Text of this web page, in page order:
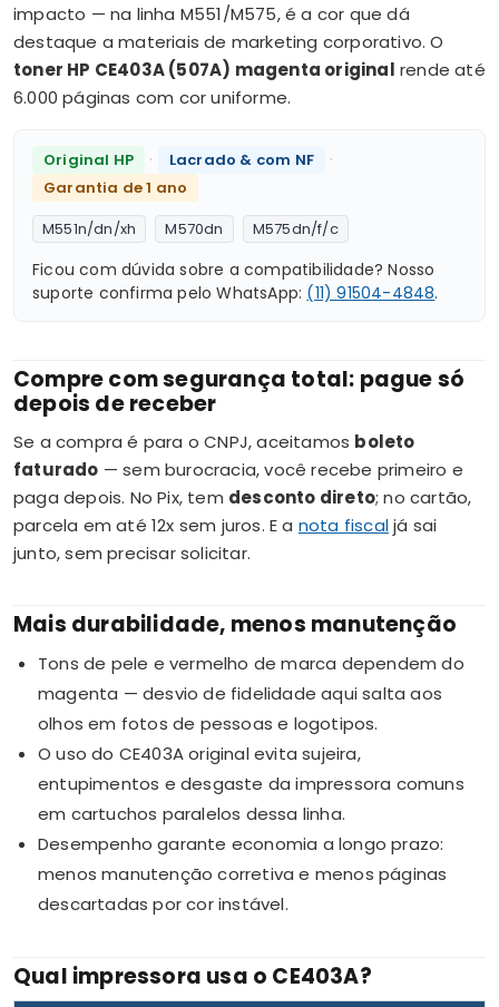
impacto — na linha M551/M575, é a cor que dá
destaque a materiais de marketing corporativo. O
toner HP CE403A (507A) magenta original rende até
6.000 páginas com cor uniforme.
Original HP · Lacrado & com NF ·
Garantia de 1 ano
M551n/dn/xh
M570dn M575dn/f/c
Ficou com dúvida sobre a compatibilidade? Nosso
suporte confirma pelo WhatsApp: (11) 91504-4848.
Compre com segurança total: pague só
depois de receber
Se a compra é para o CNPJ, aceitamos boleto
faturado — sem burocracia, você recebe primeiro e
paga depois. No Pix, tem desconto direto; no cartão,
parcela em até 12x sem juros. E a nota fiscaljá sai
junto, sem precisar solicitar.
Mais durabilidade, menos manutenção
Tons de pele e vermelho de marca dependem do
magenta — desvio de fidelidade aqui salta aos
olhos em fotos de pessoas e logotipos.
O uso do CE403A original evita sujeira,
entupimentos e desgaste da impressora comuns
em cartuchos paralelos dessa linha.
Desempenho garante economia a longo prazo:
menos manutenção corretiva e menos páginas
descartadas por cor instável.
Qual impressora usa o CE403A?